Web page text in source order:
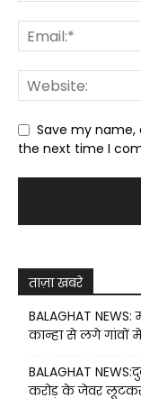
Save my name,
the next time I
ताज़ा खबरे
BALAGHAT
कान्हा से लगे गांवों में
BALAGHAT
करोड़ के जेवर लूटकर